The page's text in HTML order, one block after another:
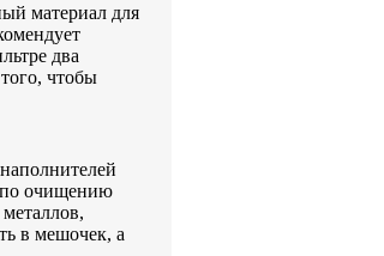
материал для
два
чтобы
по очищению
в мешочек, а